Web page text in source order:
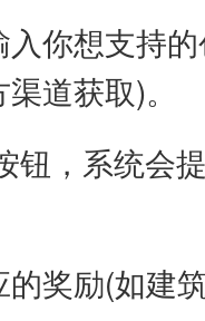
你想支持
道获取)。
钮，系统
奖励(如建